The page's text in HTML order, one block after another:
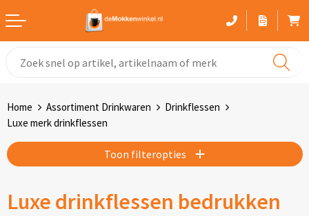
Gekleurde mokken
Home Assortiment Drinkwaren
Drinkflessen
Luxe merk drinkflessen
Toon filteropties
Luxe drinkflessen bedrukken